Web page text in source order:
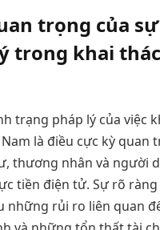
trọng của
trong khai
trạng pháp lý của việc
là điều cực kỳ quan
thương nhân và người
tiền điện tử. Sự rõ
những rủi ro liên quan